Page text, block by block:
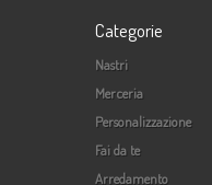
Categorie
Nastri
Merceria
Personalizzazione
Fai da te
Arredamento